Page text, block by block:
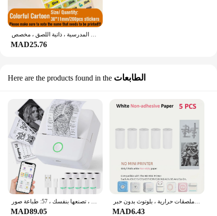
MAD25.76
Here are the products found in the الطابعات
MAD89.05
طابعة لاسلكية صغيرة محمولة ، ورق ملصقات حرارية ، بلوتوث بدون حبر ، BT ، ، Imprimante ، andid ، IOS ، Label
MAD6.43